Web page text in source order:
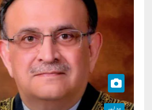
عدلیہ